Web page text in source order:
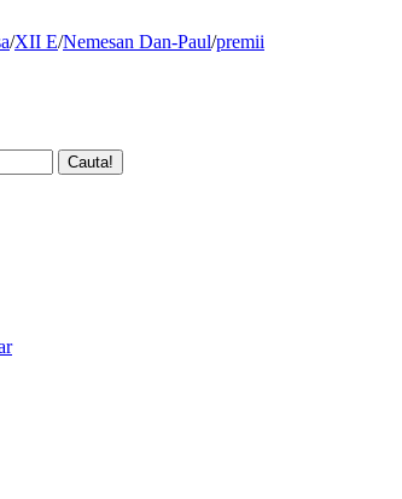
/XII E/Nemesan Dan-Paul/premii